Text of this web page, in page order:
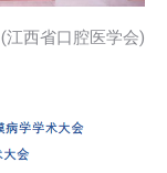
(江西省口腔医学会)